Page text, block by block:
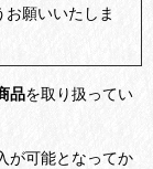
願いいたしま
品を取り扱ってい
が可能となってか